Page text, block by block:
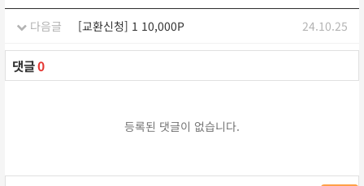
다음글 [교환신청] 1 10,000P 24.10.25
댓글0
등록된 댓글이 없습니다.